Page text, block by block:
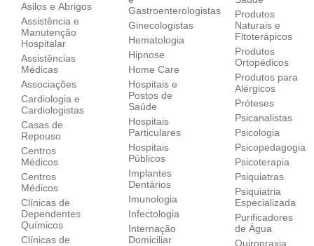
Asilos e Abrigos
Assistência e
Manutenção
Hospitalar
Assistências
Médicas
Associações
Cardiologia e
Cardiologistas
Casas de
Repouso
Centros
Médicos
Centros
Médicos
Clínicas de
Dependentes
Químicos
Clínicas de
Gastroenterologistas
Ginecologistas
Hematologia
Hipnose
Home Care
Hospitais e
Postos de
Saúde
Hospitais
Particulares
Hospitais
Públicos
Implantes
Dentários
Imunologia
Infectologia
Internação
Domiciliar
Produtos
Naturais e
Fitoterápicos
Produtos
Ortopédicos
Produtos para
Alérgicos
Próteses
Psicanalistas
Psicologia
Psicopedagogia
Psicoterapia
Psiquiatras
Psiquiatria
Especializada
Purificadores
de Água
Quiropraxia